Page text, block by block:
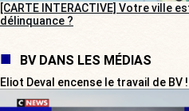
[CARTE INTERACTIVE] Votre ville
délinquance ?
BV DANS LES MÉDIAS
Eliot Deval encense le travail de BV !